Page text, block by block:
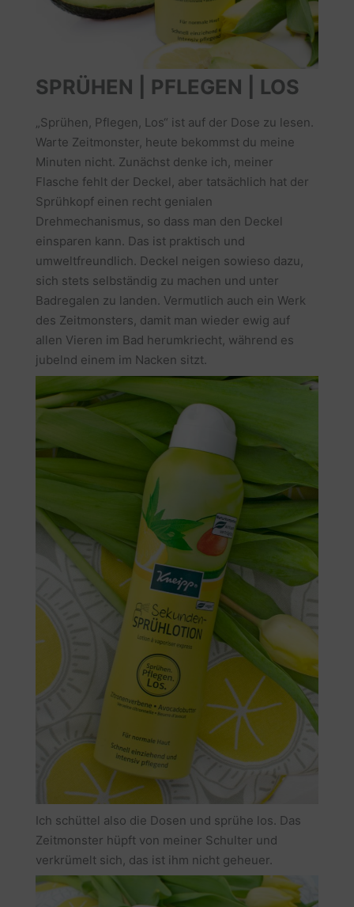
SPRÜHEN | PFLEGEN | LOS
„Sprühen, Pflegen, Los“ ist auf der Dose zu lesen.
Warte Zeitmonster, heute bekommst du meine
Minuten nicht. Zunächst denke ich, meiner
Flasche fehlt der Deckel, aber tatsächlich hat der
Sprühkopf einen recht genialen
Drehmechanismus, so dass man den Deckel
einsparen kann. Das ist praktisch und
umweltfreundlich. Deckel neigen sowieso dazu,
sich stets selbständig zu machen und unter
Badregalen zu landen. Vermutlich auch ein Werk
des Zeitmonsters, damit man wieder ewig auf
allen Vieren im Bad herumkriecht, während es
jubelnd einem im Nacken sitzt.
Ich schüttel also die Dosen und sprühe los. Das
Zeitmonster hüpft von meiner Schulter und
verkrümelt sich, das ist ihm nicht geheuer.